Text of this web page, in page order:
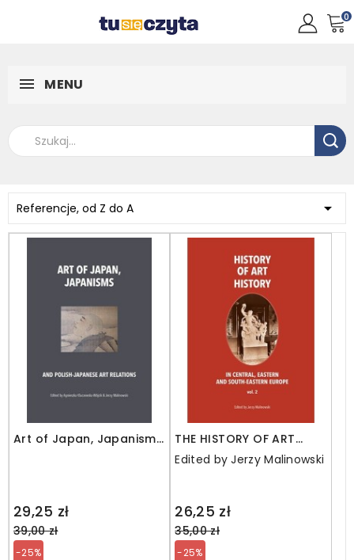
0
MENU
Referencje, od Z do A 
Art of Japan, Japanisms
29,25 zł
Regular
price
39,00 zł
-25%
THE HISTORY OF ART
HISTORY IN CENTRAL,
EASTERN AND SOUTH-
Edited by Jerzy Malinowski
26,25 zł
Regular
price
35,00 zł
-25%